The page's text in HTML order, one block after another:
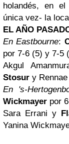
holandés, en
única vez- la
EL AÑO
En Eastbourne:
por 7-6 (5) y 7-5
Akgul
Stosur y
En 's-
Wickmayer por
Sara Errani y
Yanina